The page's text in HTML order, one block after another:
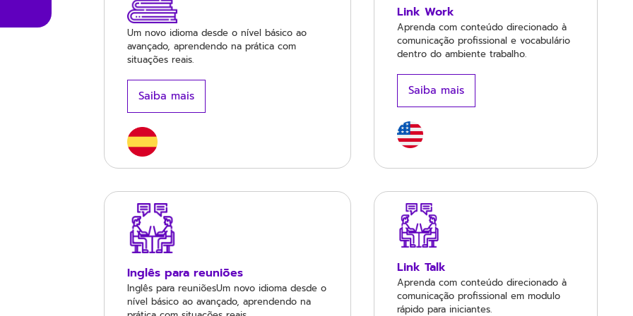
Um novo idioma desde o nível básico ao
avançado, aprendendo na prática com
situações reais.
Saiba mais
Link Work
Aprenda com conteúdo direcionado à
comunicação profissional e vocabulário
dentro do ambiente trabalho.
Saiba mais
Inglês para reuniões
Inglês para reuniõesUm novo idioma desde o
nível básico ao avançado, aprendendo na
Link Talk
Aprenda com conteúdo direcionado à
comunicação profissional em modulo
rápido para iniciantes.